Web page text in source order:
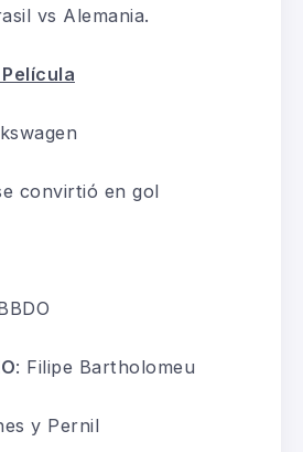
vs Alemania.
convirtió en gol
: Filipe Bartholomeu
y Pernil